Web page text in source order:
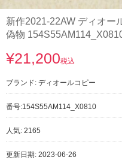
新作2021-22AW ディオー
偽物
¥21,200税込
ブランド: ディオールコピー
番号:154S55AM114_X0810
人気: 2165
更新日期: 2023-06-26